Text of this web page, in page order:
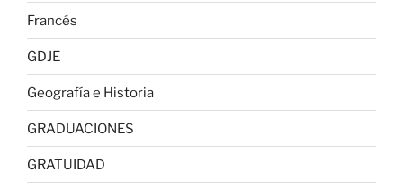
Francés
GDJE
Geografía e Historia
GRADUACIONES
GRATUIDAD